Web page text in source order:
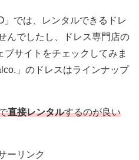
」では、レンタルできるドレ
んでしたし、ドレス専門店の
ブサイトをチェックしてみま
」のドレスはラインナップ
直接レンタルするのが良い
ーリンク